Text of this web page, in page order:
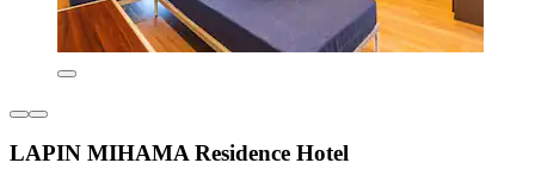
LAPIN MIHAMA Residence Hotel